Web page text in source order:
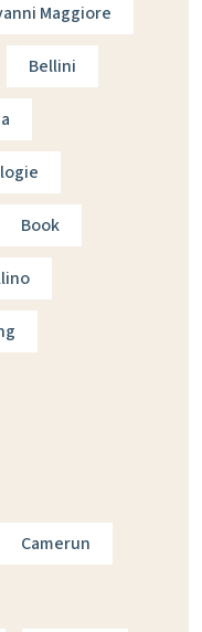
Maggiore
Bellini
Book
Camerun